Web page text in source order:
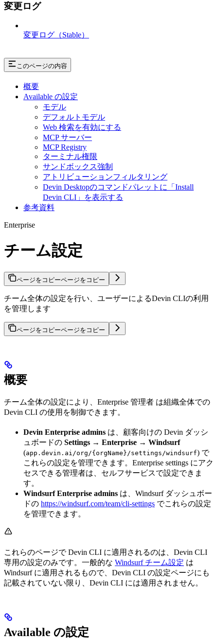
変更ログ
変更ログ（Stable）
このページの内容
概要
Available の設定
モデル
デフォルトモデル
Web 検索を有効にする
MCP サーバー
MCP Registry
ターミナル権限
サンドボックス強制
アトリビューションフィルタリング
Devin Desktopのコマンドパレットに「Install
Devin CLI」を表示する
参考資料
Enterprise
チーム設定
ページをコピーページをコピー
チーム全体の設定を行い、ユーザーによるDevin CLIの利用
を管理します
ページをコピーページをコピー
概要
チーム全体の設定により、Enterprise 管理者 は組織全体での
Devin CLI の使用を制御できます。
Devin Enterprise admins は、顧客向けの Devin ダッシ
ュボードの Settings → Enterprise → Windsurf
(app.devin.ai/org/{orgName}/settings/windsurf) で
これらの設定を管理できます。Enterprise settings にアク
セスできる管理者は、セルフサービスで設定できま
す。
Windsurf Enterprise admins は、Windsurf ダッシュボー
ドの https://windsurf.com/team/cli-settings でこれらの設定
を管理できます。
これらのページで Devin CLI に適用されるのは、Devin CLI
専用の設定のみです。一般的な Windsurf チーム設定 は
Windsurf に適用されるもので、Devin CLI の設定ページにも
記載されていない限り、Devin CLI には適用されません。
Available の設定